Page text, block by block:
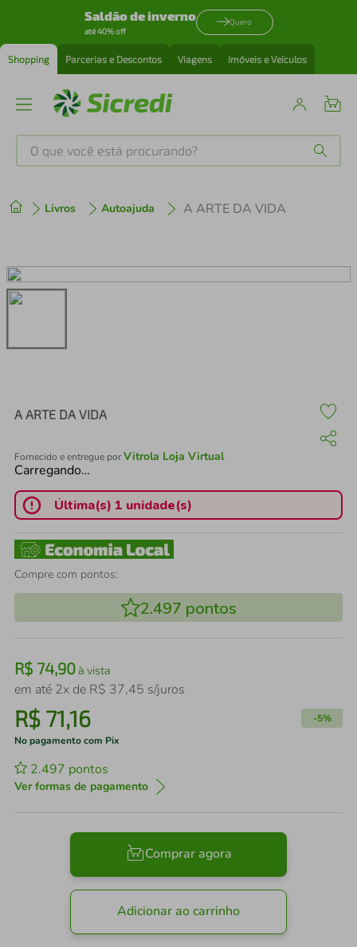
Saldão de inverno
até 40% off
Quero
Shopping Parcerias e Descontos Viagens Imóveis e Veículos
O que você está procurando?
Livros Autoajuda A ARTE DA VIDA
A ARTE DA VIDA
Fornecido e entregue porVitrola Loja Virtual
Carregando…
Última(s) 1 unidade(s)
Compre com pontos:
2.497 pontos
R$ 74,90à vista
em até 2x de R$ 37,45 s/juros
R$ 71,16 -5%
No pagamento com Pix
2.497 pontos
Ver formas de pagamento
Comprar agora
Adicionar ao carrinho
2º cafeteira